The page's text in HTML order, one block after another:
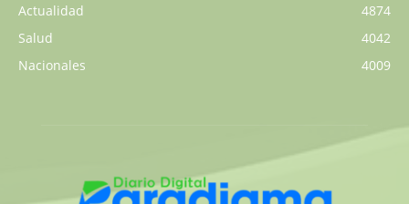
Actualidad
4874
Salud
4042
Nacionales
4009